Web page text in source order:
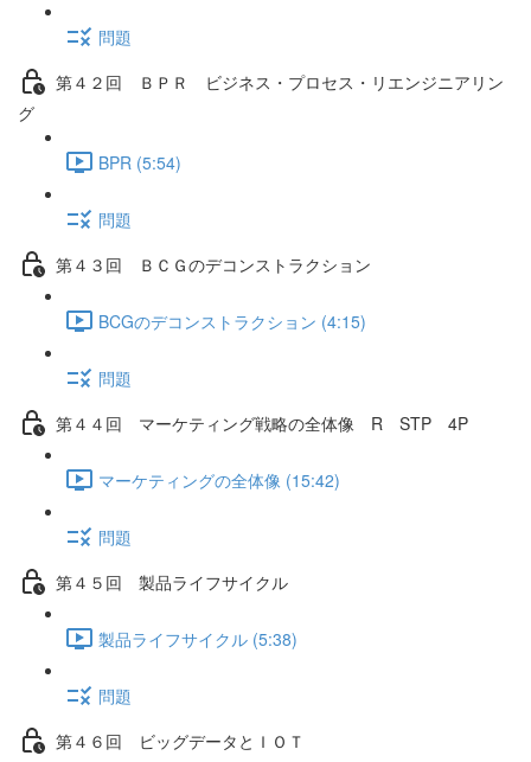
問題
第４２回 ＢＰＲ ビジネス・プロセス・リエンジニアリン
グ
BPR (5:54)
問題
第４３回 ＢＣＧのデコンストラクション
BCGのデコンストラクション (4:15)
問題
第４４回 マーケティング戦略の全体像 R STP 4P
マーケティングの全体像 (15:42)
問題
第４５回 製品ライフサイクル
製品ライフサイクル (5:38)
問題
第４６回 ビッグデータとＩＯＴ